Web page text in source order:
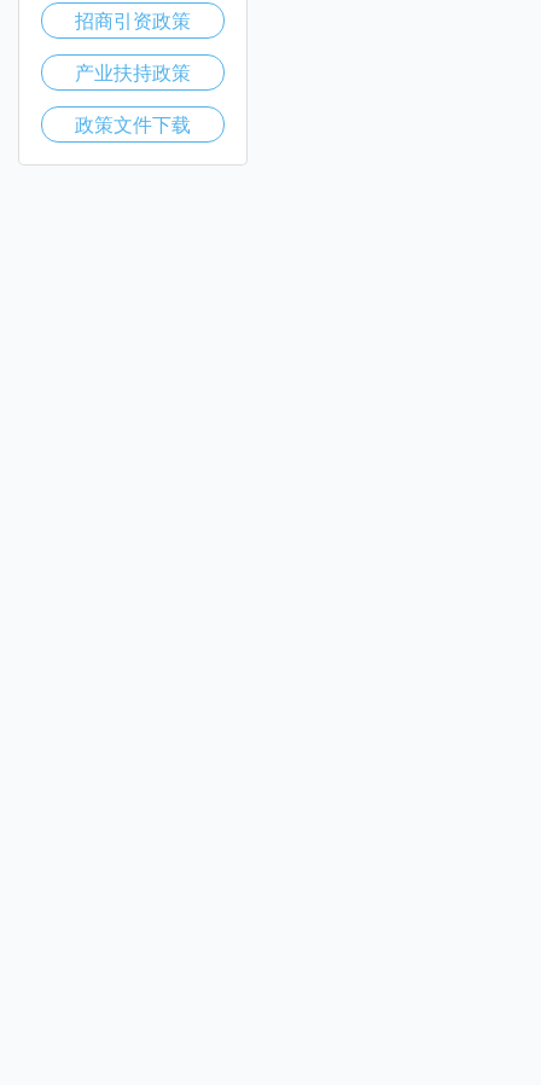
招商引资政策
产业扶持政策
政策文件下载